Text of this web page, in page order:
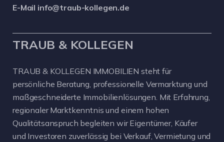
E-Mail info@traub-kollegen.de
TRAUB & KOLLEGEN
TRAUB & KOLLEGEN IMMOBILIEN steht für
persönliche Beratung, professionelle Vermarktung und
maßgeschneiderte Immobilienlösungen. Mit Erfahrung,
regionaler Marktkenntnis und einem hohen
Qualitätsanspruch begleiten wir Eigentümer, Käufer
und Investoren zuverlässig bei Verkauf, Vermietung und